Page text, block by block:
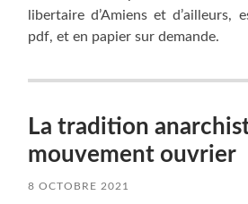
libertaire d’Amiens et d’ailleurs,
pdf, et en papier sur demande.
La tradition
mouvement ouvrier
8 OCTOBRE 2021